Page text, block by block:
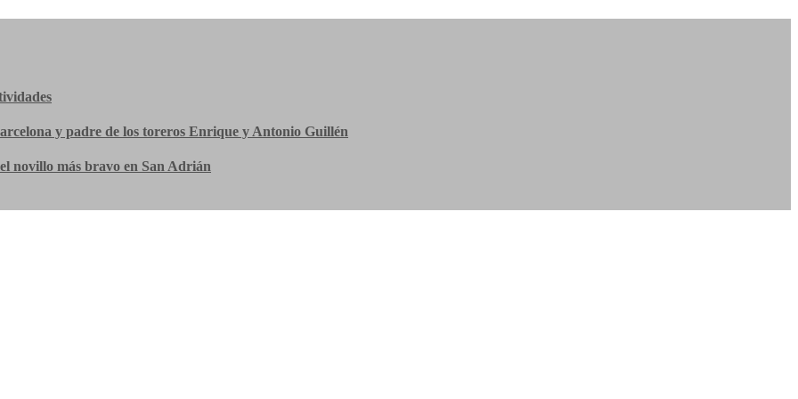
y padre de los toreros Enrique y Antonio Guillén
novillo más bravo en San Adrián